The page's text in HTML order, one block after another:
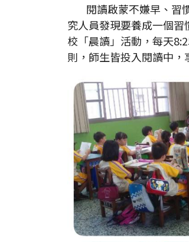
閱讀啟蒙不嫌早、習
究人員發現要養成一個
校「晨讀」活動，每天
則，師生皆投入閱讀中，